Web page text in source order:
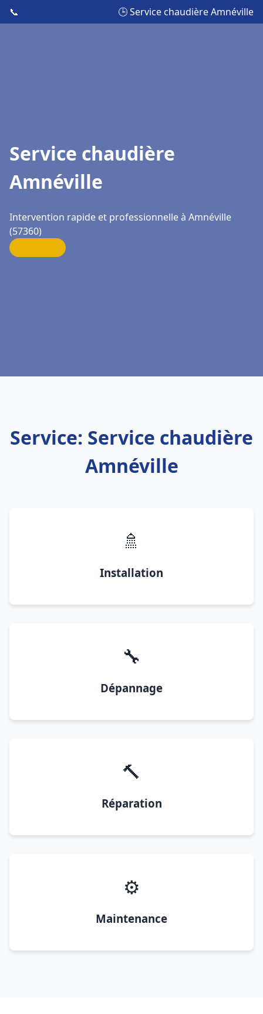
📞 🕒 Service chaudière Amnéville
Service chaudière
Amnéville
Intervention rapide et professionnelle à Amnéville
(57360)
Service: Service chaudière
Amnéville
🚿
Installation
🔧
Dépannage
🔨
Réparation
⚙️
Maintenance